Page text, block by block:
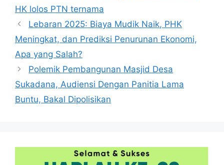
HK lolos PTN ternama
Lebaran 2025: Biaya Mudik Naik, PHK
Meningkat, dan Prediksi Penurunan Ekonomi,
Apa yang Salah?
Polemik Pembangunan Masjid Desa
Sukadana, Audiensi Dengan Panitia Lama
Buntu, Bakal Dipolisikan